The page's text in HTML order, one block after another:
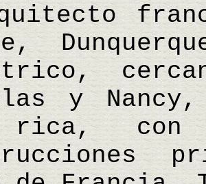
y
rica, con